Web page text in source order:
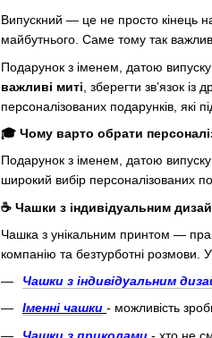
Випускний — це не просто кінець
майбутнього. Саме тому так
Подарунок з іменем, датою
важливі миті , зберегти зв’язок
персоналізованих подарунків, які
🎓 Чому варто обрати
Подарунок з іменем, датою
широкий вибір персоналізованих
☕ Чашки з індивідуальним
Чашка з унікальним принтом —
компанію та безтурботні
Чашки з індивідуальним
Іменні чашки - можливість
Чашки з приколами - хто не